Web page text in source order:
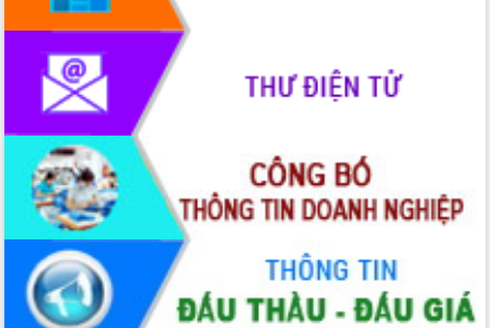
Diễn đàn Kinh tế tư nhân Việt Nam đột
phá cơ chế - Hợp tác công tư
Đề án 06 tạo bước ngoặt đột phá trong
cải cách hành chính tỉnh Đắk Lắk
Kết nối tour, đẩy mạnh chuyển đổi số
để phát triển du lịch Đắk Lắk
Khởi động Dự án Đầu tư xây dựng hạ
tầng kỹ thuật Cụm công nghiệp Tân
Tiến
Gặp mặt các cơ quan báo chí nhân Kỷ
niệm 101 năm Ngày Báo chí Cách
mạng Việt Nam
Đắk Lắk sơ kết 4 năm triển khai thực